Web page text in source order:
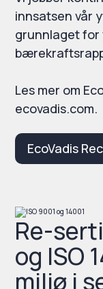
innsatsen vår
grunnlaget for
Les mer om
ecovadis.com.
EcoVadis
Re-
og ISO
miljø i